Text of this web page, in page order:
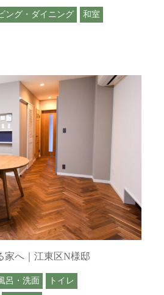
ング・ダイニング
和室
家へ｜江東区N様邸
呂・洗面
トイレ